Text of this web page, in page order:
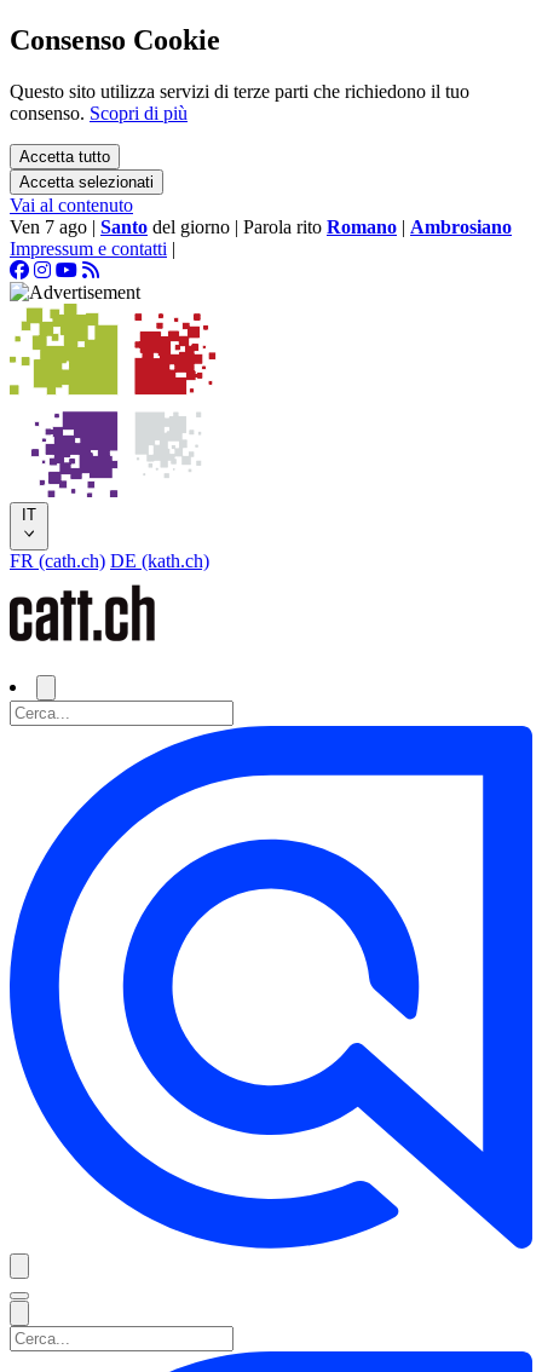
Consenso Cookie
Questo sito utilizza servizi di terze parti che richiedono il tuo
consenso. Scopri di più
Accetta tutto
Accetta selezionati
Vai al contenuto
Ven 7 ago | Santo del giorno | Parola rito Romano | Ambrosiano
Impressum e contatti |
IT
FR (cath.ch) DE (kath.ch)